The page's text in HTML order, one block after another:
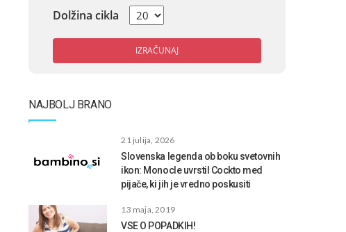
Dolžina cikla
IZRAČUNAJ
NAJBOLJ BRANO
21 julija, 2026
Slovenska legenda ob boku svetovnih
ikon: Monocle uvrstil Cockto med
pijače, ki jih je vredno poskusiti
13 maja, 2019
VSE O POPADKIH!